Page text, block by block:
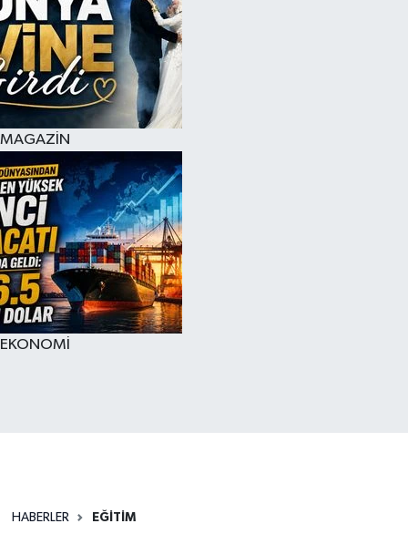
MAGAZİN
EKONOMİ
HABERLER EĞİTİM